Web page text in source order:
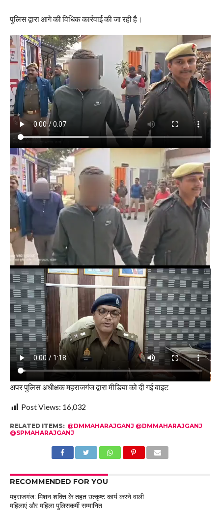
पुलिस द्वारा आगे की विधिक कार्रवाई की जा रही है।
अपर पुलिस अधीक्षक महराजगंज द्वारा मीडिया को दी गई बाइट
Post Views: 16,032
RELATED ITEMS: @DMMAHARAJGANJ @DMMAHARAJGANJ
@SPMAHARAJGANJ
RECOMMENDED FOR YOU
महराजगंज: मिशन शक्ति के तहत उत्कृष्ट कार्य करने वाली
महिलाएं और महिला पुलिसकर्मी सम्मानित